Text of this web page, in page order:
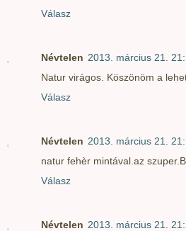
Válasz
Névtelen 2013. március 21.
Natur virágos. Köszönöm a
Válasz
Névtelen 2013. március 21.
natur fehèr mintával.az
Válasz
Névtelen 2013. március 21.